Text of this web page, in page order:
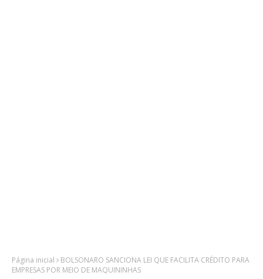
Página inicial
BOLSONARO SANCIONA LEI QUE FACILITA CRÉDITO PARA
EMPRESAS POR MEIO DE MAQUININHAS